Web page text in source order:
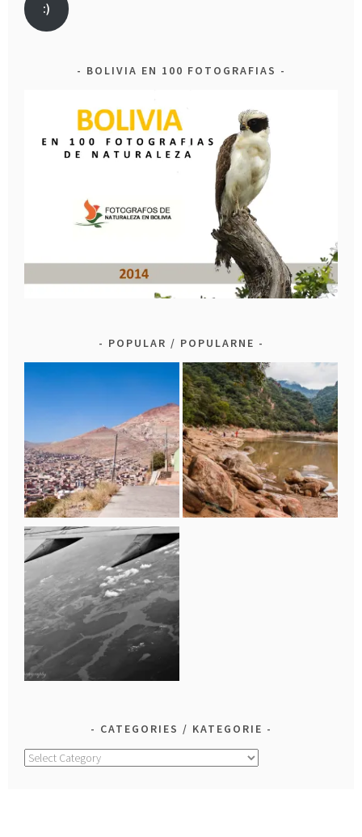
:)
BOLIVIA EN 100 FOTOGRAFIAS
POPULAR / POPULARNE
CATEGORIES / KATEGORIE
Categories